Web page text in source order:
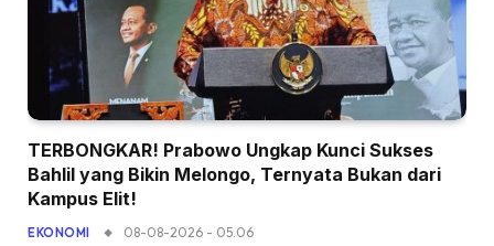
TERBONGKAR! Prabowo Ungkap Kunci Sukses
Bahlil yang Bikin Melongo, Ternyata Bukan dari
Kampus Elit!
EKONOMI 08-08-2026 - 05.06